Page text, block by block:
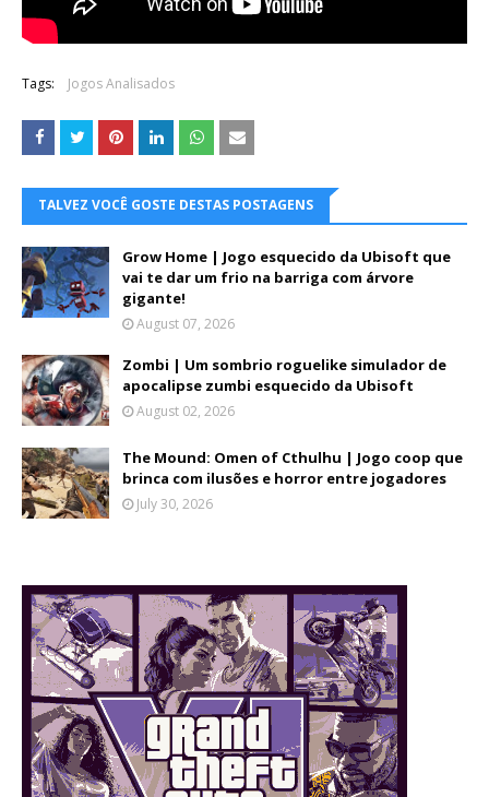
Tags: Jogos Analisados
TALVEZ VOCÊ GOSTE DESTAS POSTAGENS
Grow Home | Jogo esquecido da Ubisoft que
vai te dar um frio na barriga com árvore
gigante!
August 07, 2026
Zombi | Um sombrio roguelike simulador de
apocalipse zumbi esquecido da Ubisoft
August 02, 2026
The Mound: Omen of Cthulhu | Jogo coop que
brinca com ilusões e horror entre jogadores
July 30, 2026